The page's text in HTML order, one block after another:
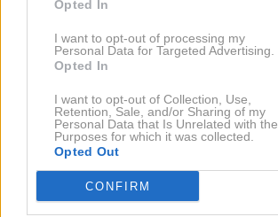
Opted In
I want to opt-out of processing my
Personal Data for Targeted Advertising.
Opted In
I want to opt-out of Collection, Use,
Retention, Sale, and/or Sharing of my
Personal Data that Is Unrelated with the
Purposes for which it was collected.
Opted Out
CONFIRM